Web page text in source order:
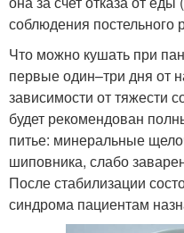
соблюдения постельного
Что можно кушать при
первые один–три дня от
зависимости от тяжести
будет рекомендован
питье: минеральные
шиповника, слабо
После стабилизации
синдрома пациентам